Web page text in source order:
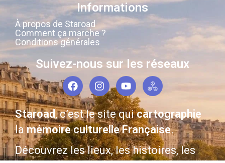
Informations
À propos de Staroad
Comment ça marche ?
Conditions générales
Suivez-nous sur les réseaux
Staroad, c’est le site quicartographie
lamémoire culturelle Française.
Découvrez les lieux, les histoires, les